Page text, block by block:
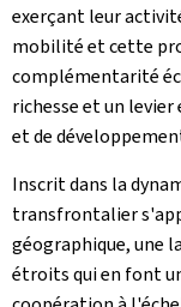
exerçant leur
mobilité et cette
complémentarité
richesse et un
et de
Inscrit dans la
transfrontalier
géographique, une
étroits qui en font